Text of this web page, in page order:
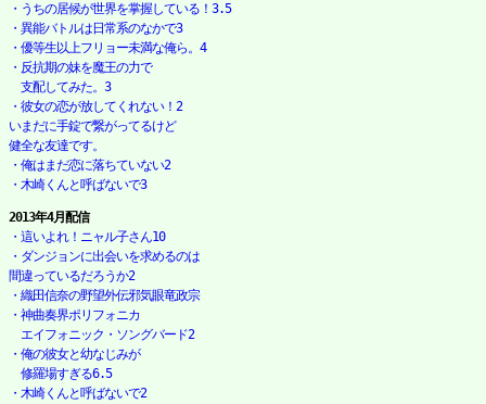
・うちの居候が世界を掌握している！3.5
・異能バトルは日常系のなかで3
・優等生以上フリョー未満な俺ら。4
・反抗期の妹を魔王の力で
支配してみた。3
・彼女の恋が放してくれない！2
いまだに手錠で繋がってるけど
健全な友達です。
・俺はまだ恋に落ちていない2
・木崎くんと呼ばないで3
2013年4月配信
・這いよれ！ニャル子さん10
・ダンジョンに出会いを求めるのは
間違っているだろうか2
・織田信奈の野望外伝邪気眼竜政宗
・神曲奏界ポリフォニカ
エイフォニック・ソングバード2
・俺の彼女と幼なじみが
修羅場すぎる6.5
・木崎くんと呼ばないで2